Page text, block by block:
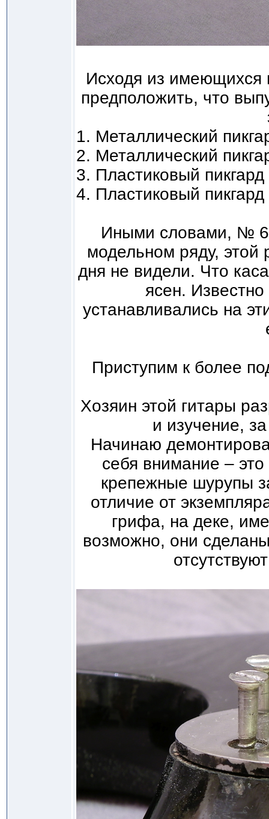
Исходя из имеющихся
предположить, что
1. Металлический
2. Металлический
3. Пластиковый
4. Пластиковый
Иными словами, №
модельном ряду, этой
дня не видели. Что
ясен.
устанавливались на
Приступим к более
Хозяин этой гитары
и изучение,
Начинаю
себя внимание –
крепежные шурупы
отличие от
грифа, на деке,
возможно, они